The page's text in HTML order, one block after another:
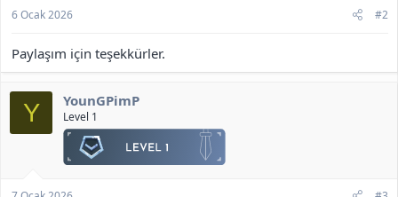
6 Ocak 2026 #2
Paylaşım için teşekkürler.
Y YounGPimP
Level 1